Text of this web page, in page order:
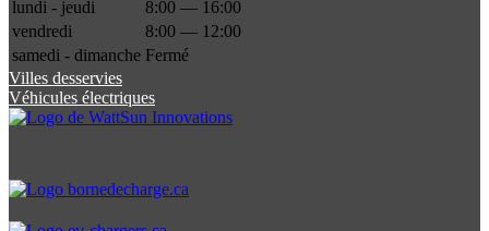
lundi - jeudi
8:00 — 16:00
vendredi
8:00 — 12:00
samedi - dimanche Fermé
Villes desservies
Véhicules électriques